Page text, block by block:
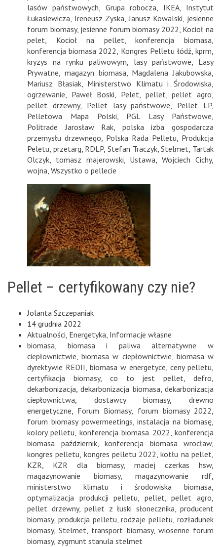
lasów państwowych, Grupa robocza, IKEA, Instytut
Łukasiewicza, Ireneusz Zyska,Janusz Kowalski, jesienne
forum biomasy, jesienne forum biomasy 2022, Kocioł na
pelet, Kocioł na pellet,konferencja biomasa,
konferencja biomasa 2022, Kongres Pelletu łódź,kprm,
kryzys na rynku paliwowym, lasy państwowe, Lasy
Prywatne, magazyn biomasa, Magdalena Jakubowska,
Mariusz Błasiak, Ministerstwo Klimatu i Środowiska,
ogrzewanie, Paweł Boski, Pelet, pellet,pellet agro,
pellet drzewny, Pellet lasy państwowe, Pellet LP,
Pelletowa Mapa Polski, PGL Lasy Państwowe,
Politrade Jarosław Rak, polska izba gospodarcza
przemysłu drzewnego, Polska Rada Pelletu, Produkcja
Peletu, przetarg, RDLP,Stefan Traczyk,Stelmet, Tartak
Olczyk, tomasz majerowski, Ustawa,Wojciech Cichy,
wojna, Wszystko o pellecie
Pellet – certyfikowany czy nie?
Jolanta Szczepaniak
14 grudnia 2022
Aktualności, Energetyka, Informacje własne
biomasa, biomasa i paliwa alternatywne w
ciepłownictwie,biomasa w ciepłownictwie, biomasa w
dyrektywie REDII, biomasa w energetyce, ceny pelletu,
certyfikacja biomasy, co to jest pellet,defro,
dekarbonizacja,dekarbonizacja biomasa,dekarbonizacja
ciepłownictwa, dostawcy biomasy,drewno
energetyczne, Forum Biomasy, forum biomasy 2022,
forum biomasy powermeetings,instalacja na biomasę,
kolory pelletu, konferencja biomasa 2022,konferencja
biomasa październik, konferencja biomasa wrocław,
kongres pelletu, kongres pelletu 2022,kotłu na pellet,
KZR, KZR dla biomasy, maciej czerkas hsw,
magazynowanie biomasy, magazynowanie rdf,
ministerstwo klimatu i środowiska biomasa,
optymalizacja produkcji pelletu, pellet,pellet agro,
pellet drzewny, pellet z łuski słonecznika, producent
biomasy, produkcja pelletu,rodzaje pelletu,rozładunek
biomasy,Stelmet, transport biomasy, wiosenne forum
biomasy, zygmunt stanula stelmet